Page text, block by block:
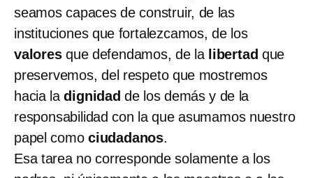
seamos capaces de construir, de las
instituciones que fortalezcamos, de los
valoresque defendamos, de la libertad que
preservemos, del respeto que mostremos
hacia ladignidad de los demás y de la
responsabilidad con la que asumamos nuestro
papel comociudadanos.
Esa tarea no corresponde solamente a los